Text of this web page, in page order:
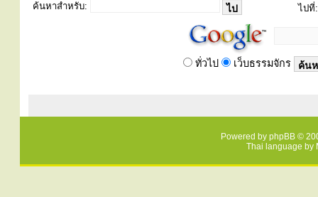
ค้นหาสำหรับ: ไปที่:
ทั่วไป เว็บธรรมจักร
Powered by phpBB ©
Thai language by